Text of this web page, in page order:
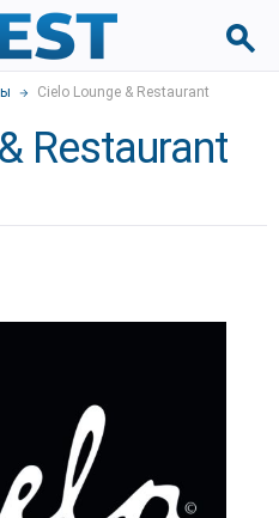
Cielo Lounge & Restaurant
Restaurant